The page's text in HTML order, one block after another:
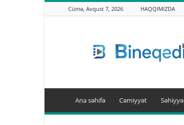
Cümə, Avqust 7, 2026 HAQQIMIZDA
Ana səhifə Cəmiyyət Səhiyyə